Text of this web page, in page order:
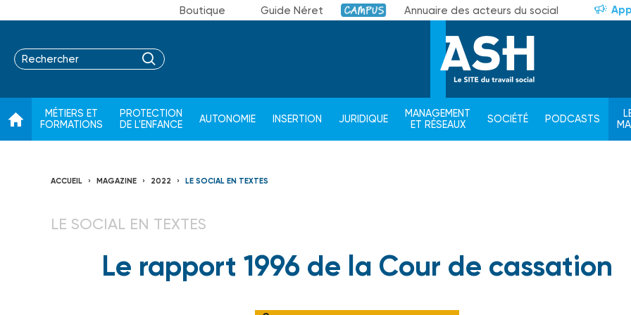
Boutique Guide Néret Campus Annuaire des acteurs du social
MÉTIERS ET
FORMATIONS
PROTECTION
DE L'ENFANCE
AUTONOMIE INSERTION JURIDIQUE
MANAGEMENT
ET RÉSEAUX
SOCIÉTÉ PODCASTS
ACCUEIL MAGAZINE 2022 LE SOCIAL EN TEXTES
LE SOCIAL EN TEXTES
Le rapport 1996 de la Cour de cassation